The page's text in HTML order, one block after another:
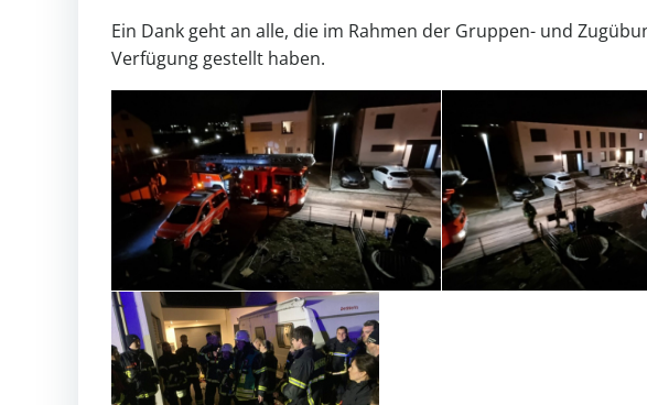
Ein Dank geht an alle, die im Rahmen der Gruppen- und
Verfügung gestellt haben.